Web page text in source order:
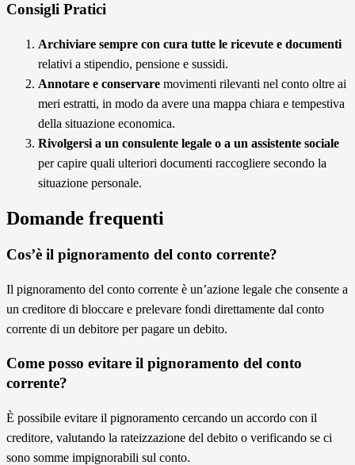
Consigli Pratici
Archiviare sempre con cura tutte le ricevute e documenti
relativi a stipendio, pensione e sussidi.
Annotare e conservare movimenti rilevanti nel conto oltre ai
meri estratti, in modo da avere una mappa chiara e tempestiva
della situazione economica.
Rivolgersi a un consulente legale o a un assistente sociale
per capire quali ulteriori documenti raccogliere secondo la
situazione personale.
Domande frequenti
Cos’è il pignoramento del conto corrente?
Il pignoramento del conto corrente è un’azione legale che consente a
un creditore di bloccare e prelevare fondi direttamente dal conto
corrente di un debitore per pagare un debito.
Come posso evitare il pignoramento del conto
corrente?
È possibile evitare il pignoramento cercando un accordo con il
creditore, valutando la rateizzazione del debito o verificando se ci
sono somme impignorabili sul conto.